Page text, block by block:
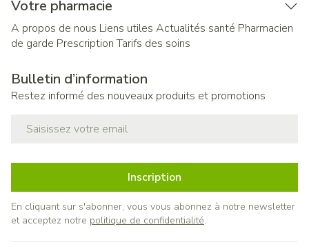
Votre pharmacie
A propos de nous Liens utiles Actualités santé Pharmacien
de garde Prescription Tarifs des soins
Bulletin d’information
Restez informé des nouveaux produits et promotions
Inscription
En cliquant sur s'abonner, vous vous abonnez à notre newsletter
et acceptez notre politique de confidentialité.